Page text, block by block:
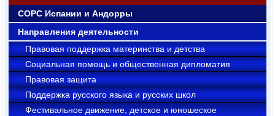
СОРС Испании и Андорры
Направления деятельности
Правовая поддержка материнства и детства
Социальная помощь и общественная дипломатия
Правовая защита
Поддержка русского языка и русских школ
Фестивальное движение, детское и юношеское